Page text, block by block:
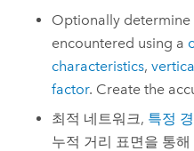
Optionally determine
encountered using a
characteristics,
factor. Create the
최적 네트워크, 특정
누적 거리 표면을 통